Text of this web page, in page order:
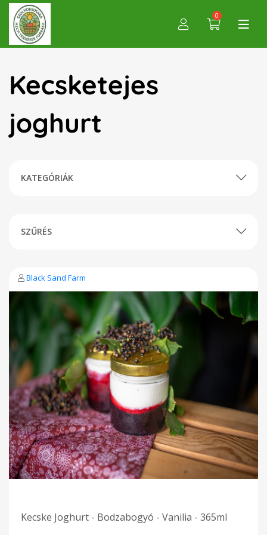
0
Kecsketejes
joghurt
KATEGÓRIÁK
SZŰRÉS
Black Sand Farm
Kecske Joghurt - Bodzabogyó - Vanilia - 365ml